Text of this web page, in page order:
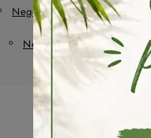
Negozio Di Tavolini A Noale
Negozio Di Tavolini A Mira